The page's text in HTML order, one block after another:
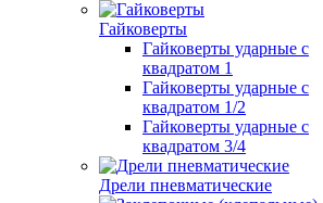
Гайковерты
Гайковерты ударные с
квадратом 1
Гайковерты ударные с
квадратом 1/2
Гайковерты ударные с
квадратом 3/4
Дрели пневматические